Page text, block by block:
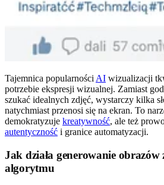
Tajemnica popularności AI wizualizacji
potrzebie ekspresji wizualnej. Zamiast
szukać idealnych zdjęć, wystarczy kilka
natychmiast przenosi się na ekran. To
demokratyzuje kreatywność, ale też
autentyczność i granice automatyzacji.
Jak działa generowanie
algorytmu